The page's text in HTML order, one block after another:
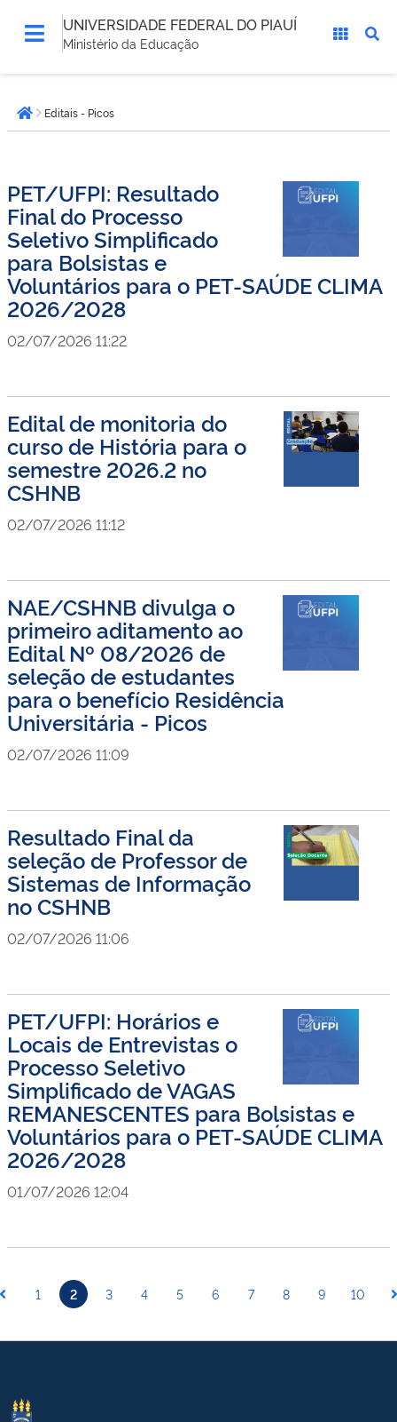
UNIVERSIDADE FEDERAL DO PIAUÍ
Ministério da Educação
está
aqui:Página inicial
Editais - Picos
PET/UFPI: Resultado
Final do Processo
Seletivo Simplificado
para Bolsistas e
Voluntários para o PET-SAÚDE CLIMA
2026/2028
02/07/2026 11:22
Edital de monitoria do
curso de História para o
semestre 2026.2 no
CSHNB
02/07/2026 11:12
NAE/CSHNB divulga o
primeiro aditamento ao
Edital Nº 08/2026 de
seleção de estudantes
para o benefício Residência
Universitária - Picos
02/07/2026 11:09
Resultado Final da
seleção de Professor de
Sistemas de Informação
no CSHNB
02/07/2026 11:06
PET/UFPI: Horários e
Locais de Entrevistas o
Processo Seletivo
Simplificado de VAGAS
REMANESCENTES para Bolsistas e
Voluntários para o PET-SAÚDE CLIMA
2026/2028
01/07/2026 12:04
1 2 3 4 5 6 7 8 9 10